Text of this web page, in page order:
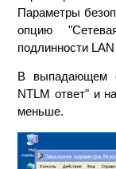
Параметры
опцию
подлинности
В выпадающем
NTLM ответ" и
меньше.